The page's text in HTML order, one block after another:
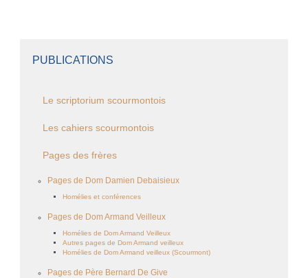
PUBLICATIONS
Le scriptorium scourmontois
Les cahiers scourmontois
Pages des frères
Pages de Dom Damien Debaisieux
Homélies et conférences
Pages de Dom Armand Veilleux
Homélies de Dom Armand Veilleux
Autres pages de Dom Armand veilleux
Homélies de Dom Armand veilleux (Scourmont)
Pages de Père Bernard De Give